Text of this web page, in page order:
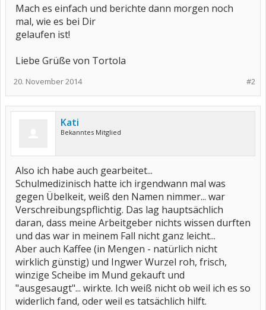
Mach es einfach und berichte dann morgen noch
mal, wie es bei Dir
gelaufen ist!
Liebe Grüße von Tortola
#2
20. November 2014
Kati
Bekanntes Mitglied
Also ich habe auch gearbeitet...
Schulmedizinisch hatte ich irgendwann mal was
gegen Übelkeit, weiß den Namen nimmer... war
Verschreibungspflichtig. Das lag hauptsächlich
daran, dass meine Arbeitgeber nichts wissen durften
und das war in meinem Fall nicht ganz leicht...
Aber auch Kaffee (in Mengen - natürlich nicht
wirklich günstig) und Ingwer Wurzel roh, frisch,
winzige Scheibe im Mund gekauft und
"ausgesaugt"... wirkte. Ich weiß nicht ob weil ich es so
widerlich fand, oder weil es tatsächlich hilft.